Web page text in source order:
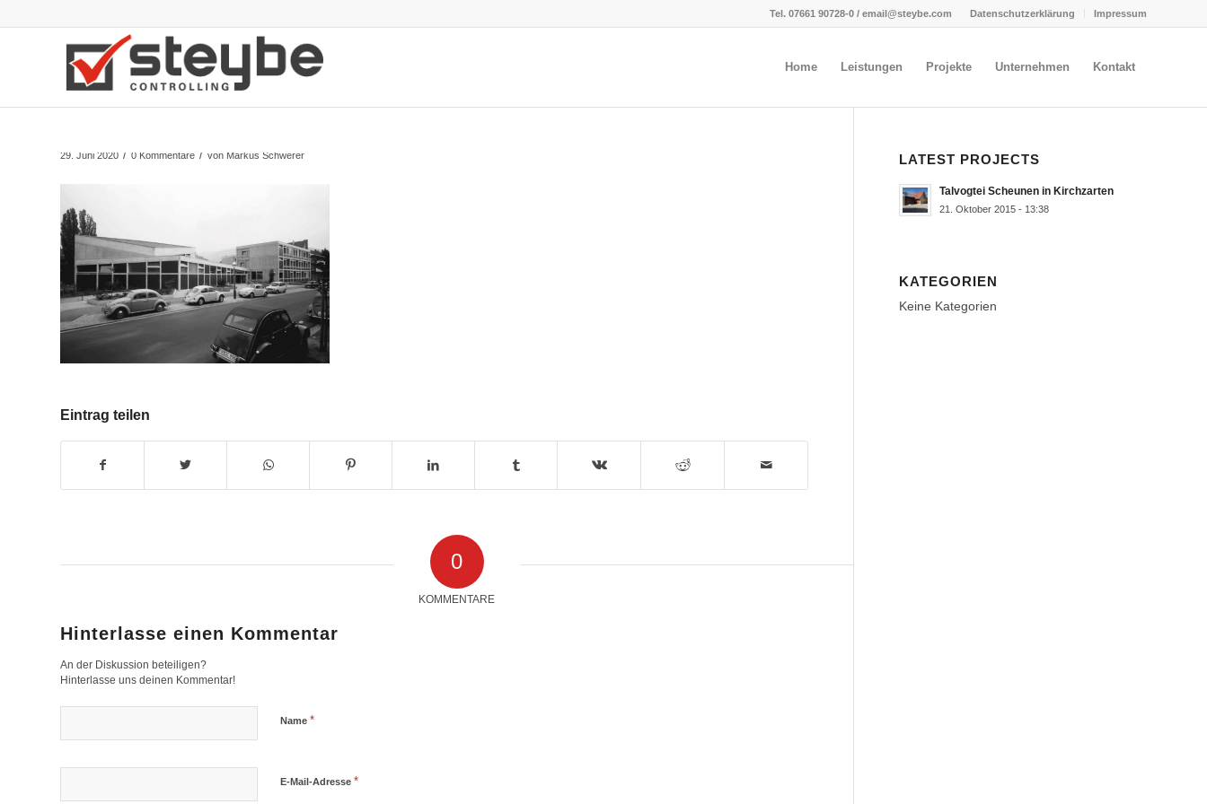
Datenschutzerklärung Impressum
Tel. 07661 90728-0 / email@steybe.com
Home Leistungen Projekte Unternehmen Kontakt
29. Juni 2020 / 0 Kommentare / von Markus Schwerer
Eintrag teilen
0
KOMMENTARE
Hinterlasse einen Kommentar
An der Diskussion beteiligen?
Hinterlasse uns deinen Kommentar!
Name *
E-Mail-Adresse *
LATEST PROJECTS
Talvogtei Scheunen in Kirchzarten
21. Oktober 2015 - 13:38
KATEGORIEN
Keine Kategorien